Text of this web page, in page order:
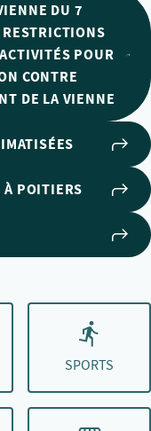
DU 7
POUR
CONTRE
DE LA VIENNE
POITIERS
SPORTS